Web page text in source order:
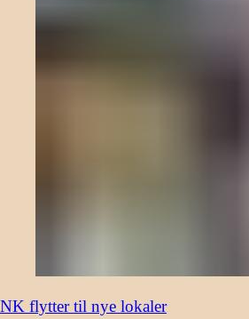
NK flytter til nye lokaler